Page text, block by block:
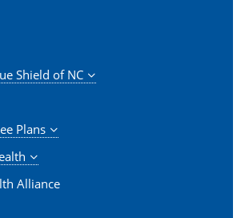
Shield of NC
Plans
Alliance